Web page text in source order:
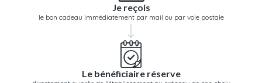
Je reçois
le bon cadeau immédiatement par mail ou par voie postale
Le bénéficiaire réserve